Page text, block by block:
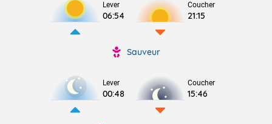
Lever
06:54
Coucher
21:15
Sauveur
Lever
00:48
Coucher
15:46